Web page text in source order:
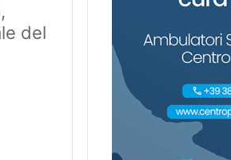
del